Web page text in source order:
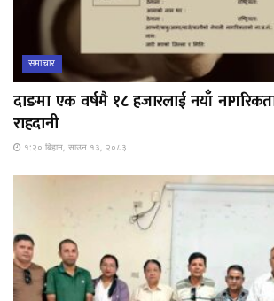
समाचार
दाङमा एक वर्षमै १८ हजारलाई नयाँ
राहदानी
१:२० बिहान, साउन १३, २०८३